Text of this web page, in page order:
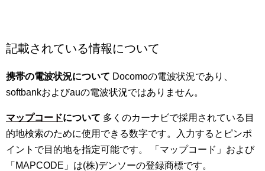
記載されている情報について
携帯の電波状況について Docomoの電波状況であり、
softbankおよびauの電波状況ではありません。
マップコードについて 多くのカーナビで採用されている目
的地検索のために使用できる数字です。入力するとピンポ
イントで目的地を指定可能です。 「マップコード」および
「MAPCODE」は(株)デンソーの登録商標です。